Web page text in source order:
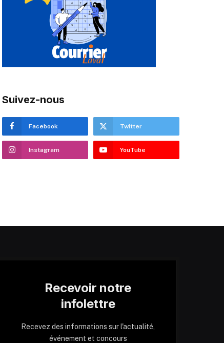
Suivez-nous
Facebook Twitter
Instagram YouTube
Recevoir notre
infolettre
Recevez des informations sur l'actualité,
événement et concours